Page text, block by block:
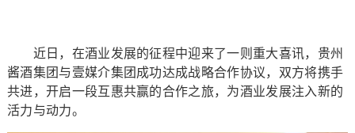
近日，在酒业发展的征程中迎来了一则重大喜讯，贵州
酱酒集团与壹媒介集团成功达成战略合作协议，双方将携手
共进，开启一段互惠共赢的合作之旅，为酒业发展注入新的
活力与动力。